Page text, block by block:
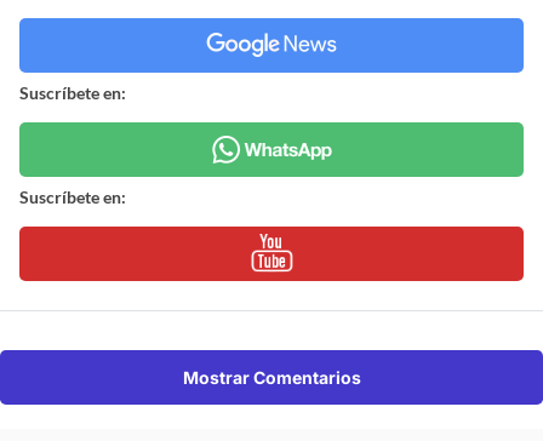
Suscríbete en:
Suscríbete en:
Mostrar Comentarios